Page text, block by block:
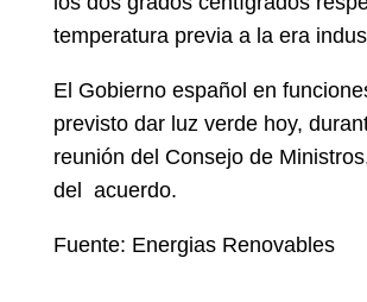
temperatura previa a la era
El Gobierno español en
previsto dar luz verde hoy,
reunión del Consejo de
del acuerdo.
Fuente: Energias Renovables